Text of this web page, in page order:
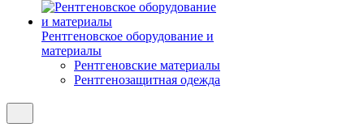
Рентгеновское оборудование и
материалы
Рентгеновские материалы
Рентгенозащитная одежда